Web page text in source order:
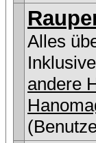
Alles
andere